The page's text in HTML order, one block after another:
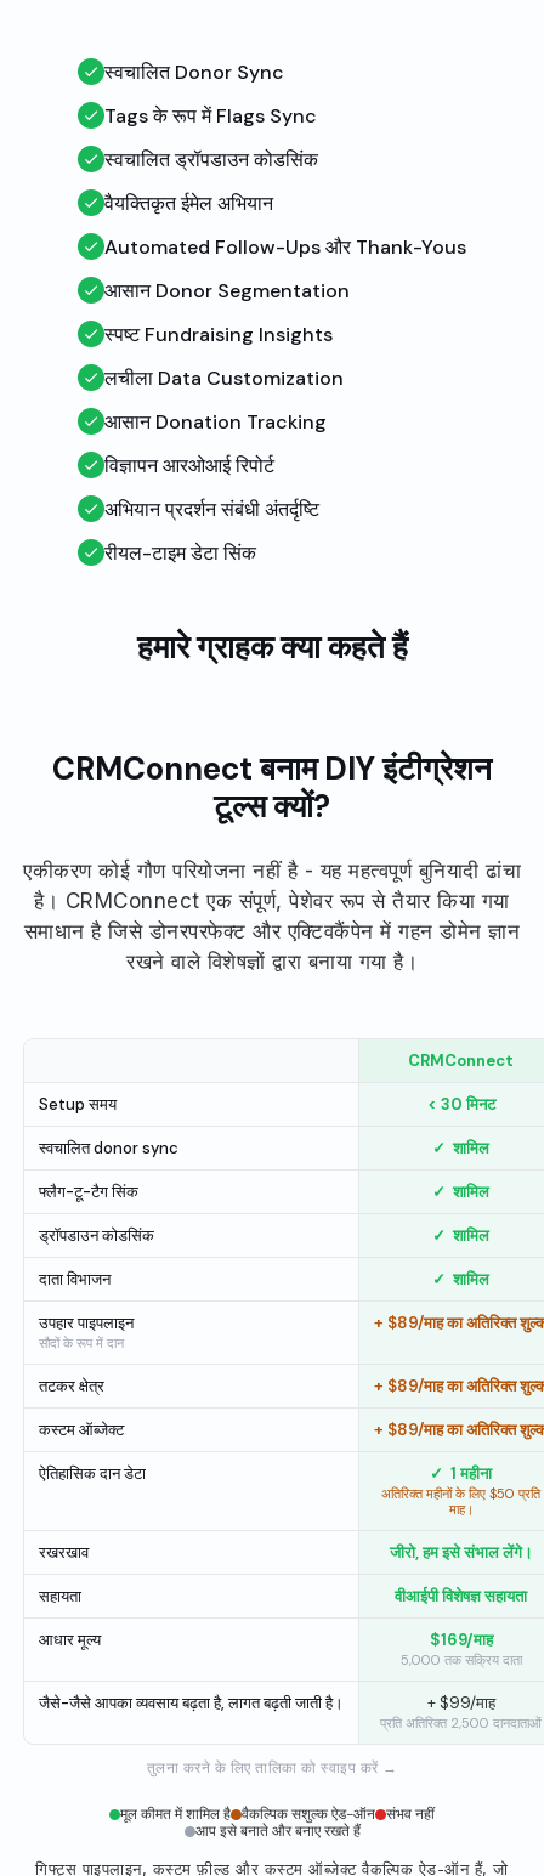
स्वचालित Donor Sync
Tags के रूप में Flags Sync
स्वचालित ड्रॉपडाउन कोडसिंक
वैयक्तिकृत ईमेल अभियान
Automated Follow-Ups और Thank-Yous
आसान Donor Segmentation
स्पष्ट Fundraising Insights
लचीला Data Customization
आसान Donation Tracking
विज्ञापन आरओआई रिपोर्ट
अभियान प्रदर्शन संबंधी अंतर्दृष्टि
रीयल-टाइम डेटा सिंक
हमारे ग्राहक क्या कहते हैं
CRMConnect बनाम DIY इंटीग्रेशन
टूल्स क्यों?
एकीकरण कोई गौण परियोजना नहीं है - यह महत्वपूर्ण बुनियादी ढांचा
है। CRMConnect एक संपूर्ण, पेशेवर रूप से तैयार किया गया
समाधान है जिसे डोनरपरफेक्ट और एक्टिवकैंपेन में गहन डोमेन ज्ञान
रखने वाले विशेषज्ञों द्वारा बनाया गया है।
CRMConnect
Setup समय < 30 मिनट
स्वचालित donor sync ✓ शामिल
फ्लैग-टू-टैग सिंक ✓ शामिल
ड्रॉपडाउन कोडसिंक ✓ शामिल
दाता विभाजन ✓ शामिल
उपहार पाइपलाइन
सौदों के रूप में दान
+ $89/माह का अतिरिक्त
तटकर क्षेत्र + $89/माह का अतिरिक्त
कस्टम ऑब्जेक्ट + $89/माह का अतिरिक्त
ऐतिहासिक दान डेटा ✓ 1 महीना
अतिरिक्त महीनों के लिए $50 प्रति
माह।
रखरखाव जीरो, हम इसे संभाल लेंगे।
सहायता वीआईपी विशेषज्ञ सहायता
आधार मूल्य $169/माह
5,000 तक सक्रिय दाता
जैसे-जैसे आपका व्यवसाय बढ़ता है, लागत बढ़ती जाती है। + $99/माह
प्रति अतिरिक्त 2,500 दानदाताओं
तुलना करने के लिए तालिका को स्वाइप करें →
मूल कीमत में शामिल है वैकल्पिक सशुल्क ऐड-ऑन संभव नहीं
आप इसे बनाते और बनाए रखते हैं
गिफ्ट्स पाइपलाइन, कस्टम फ़ील्ड और कस्टम ऑब्जेक्ट वैकल्पिक ऐड-ऑन हैं, जो